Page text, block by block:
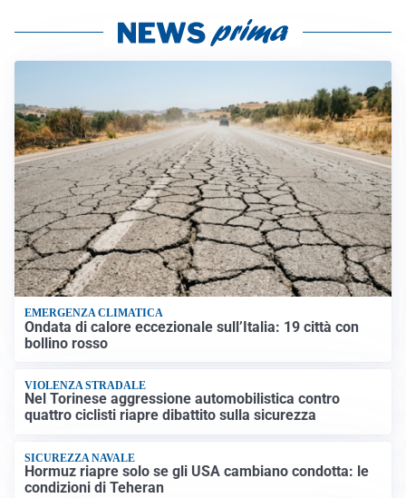
EMERGENZA CLIMATICA
Ondata di calore eccezionale sull’Italia: 19 città con
bollino rosso
VIOLENZA STRADALE
Nel Torinese aggressione automobilistica contro
quattro ciclisti riapre dibattito sulla sicurezza
SICUREZZA NAVALE
Hormuz riapre solo se gli USA cambiano condotta: le
condizioni di Teheran